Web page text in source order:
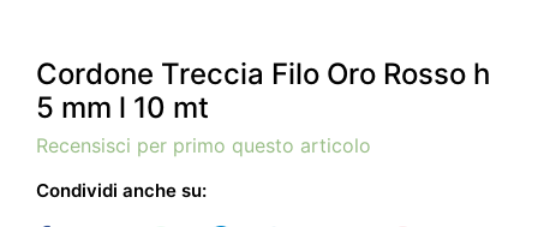
Cordone Treccia Filo Oro Rosso h
5 mm l 10 mt
Recensisci per primo questo articolo
Condividi anche su: